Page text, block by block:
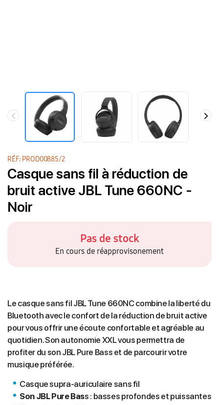
RÉF: PROD00885/2
Casque sans fil à réduction de
bruit active JBL Tune 660NC -
Noir
Pas de stock
En cours de réapprovisonement
Le casque sans fil JBL Tune 660NC combine la liberté du
Bluetooth avec le confort de la réduction de bruit active
pour vous offrir une écoute confortable et agréable au
quotidien. Son autonomie XXL vous permettra de
profiter du son JBL Pure Bass et de parcourir votre
musique préférée.
Casque supra-auriculaire sans fil
Son JBL Pure Bass : basses profondes et puissantes